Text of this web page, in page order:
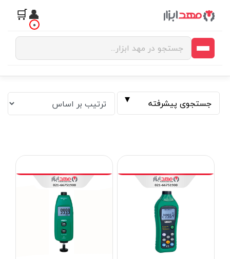
👤
🛒 0
جستجوی پیشرفته
فیلتر بر اساس قیمت
تومان تومان